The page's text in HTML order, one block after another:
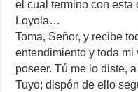
el cual termino con
Loyola…
Toma, Señor, y recibe
entendimiento y toda mi
poseer. Tú me lo diste,
Tuyo; dispón de ello